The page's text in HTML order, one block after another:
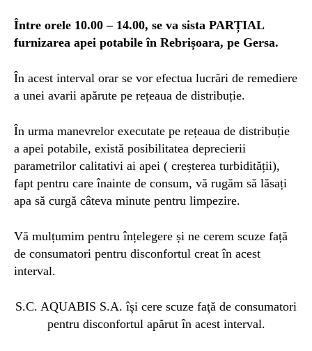
Între orele 10.00 – 14.00, se va sista PARȚIAL
furnizarea apei potabile în Rebrișoara, pe Gersa.
În acest interval orar se vor efectua lucrări de remediere
a unei avarii apărute pe rețeaua de distribuție.
În urma manevrelor executate pe rețeaua de distribuție
a apei potabile, există posibilitatea deprecierii
parametrilor calitativi ai apei ( creșterea turbidității),
fapt pentru care înainte de consum, vă rugăm să lăsați
apa să curgă câteva minute pentru limpezire.
Vă mulțumim pentru înțelegere și ne cerem scuze față
de consumatori pentru disconfortul creat în acest
interval.
S.C. AQUABIS S.A. îşi cere scuze faţă de consumatori
pentru disconfortul apărut în acest interval.